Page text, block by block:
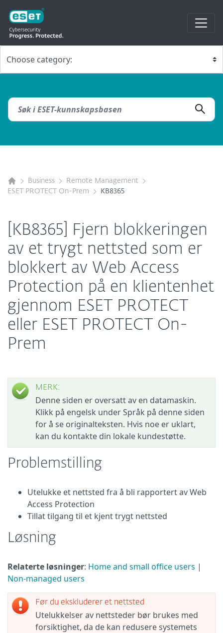
Business
Remote Management
ESET PROTECT On-Prem
KB8365
[KB8365] Fjern blokkeringen
av et trygt nettsted som er
blokkert av Web Access
Protection på en klientenhet
gjennom ESET PROTECT
eller ESET PROTECT On-
Prem
MERK:
Denne siden er oversatt av en datamaskin.
Klikk på engelsk under Språk på denne siden
for å se originalteksten. Hvis noe er uklart,
kan du kontakte din lokale kundestøtte.
Problemstilling
Utelukke et nettsted fra å bli rapportert av Web
Access Protection
Tillat tilgang til et kjent trygt nettsted
Løsning
Relaterte løsninger: Home and small office users |
Non-managed users
Før du ekskluderer et nettsted
Utelukkelser av nettsteder bør brukes med
forsiktighet, da de kan redusere systemets